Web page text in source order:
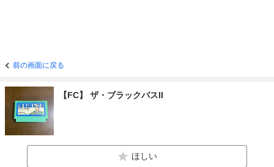
前の画面に戻る
【FC】 ザ・ブラックバスII
ほしい